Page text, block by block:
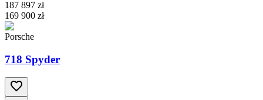
187 897 zł
169 900 zł
Porsche
718 Spyder